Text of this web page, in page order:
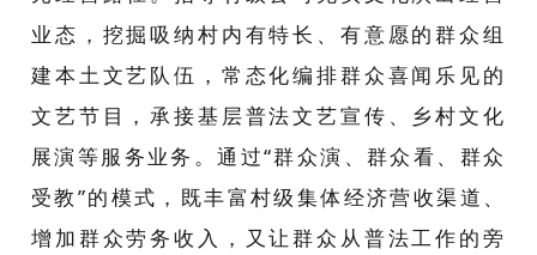
业态，挖掘吸纳村内有特长、有意愿的群众组
建本土文艺队伍，常态化编排群众喜闻乐见的
文艺节目，承接基层普法文艺宣传、乡村文化
展演等服务业务。通过“群众演、群众看、群众
受教”的模式，既丰富村级集体经济营收渠道、
增加群众劳务收入，又让群众从普法工作的旁